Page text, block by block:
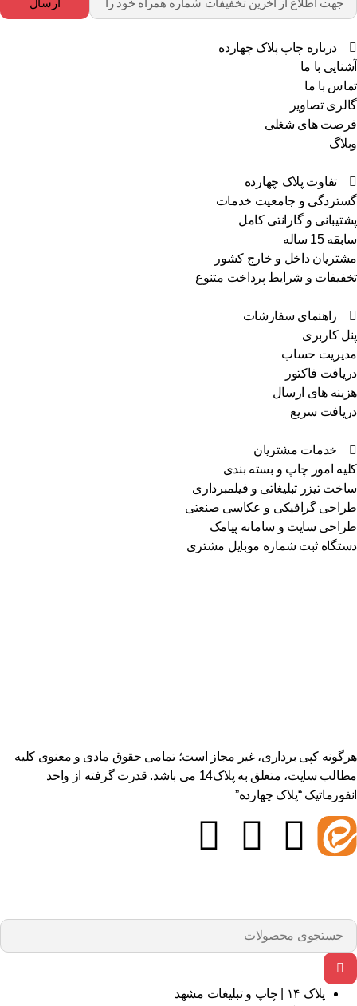
ارسال
درباره چاپ پلاک چهارده
آشنایی با ما
تماس با ما
گالری تصاویر
فرصت های شغلی
وبلاگ
تفاوت پلاک چهارده
گستردگی و جامعیت خدمات
پشتیبانی و گارانتی کامل
سابقه 15 ساله
مشتریان داخل و خارج کشور
تخفیفات و شرایط پرداخت متنوع
راهنمای سفارشات
پنل کاربری
مدیریت حساب
دریافت فاکتور
هزینه های ارسال
دریافت سریع
خدمات مشتریان
کلیه امور چاپ و بسته بندی
ساخت تیزر تبلیغاتی و فیلمبرداری
طراحی گرافیکی و عکاسی صنعتی
طراحی سایت و سامانه پیامک
دستگاه ثبت شماره موبایل مشتری
هرگونه کپی برداری، غیر مجاز است؛ تمامی حقوق مادی و معنوی کلیه
مطالب سایت، متعلق به پلاک14 می باشد. قدرت گرفته از واحد
انفورماتیک “پلاک چهارده”
پلاک ۱۴ | چاپ و تبلیغات مشهد